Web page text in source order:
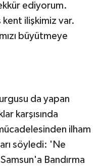
ediyorum.
kent ilişkimiz var.
büyütmeye
da yapan
karşısında
ilham
söyledi: 'Ne
Bandırma